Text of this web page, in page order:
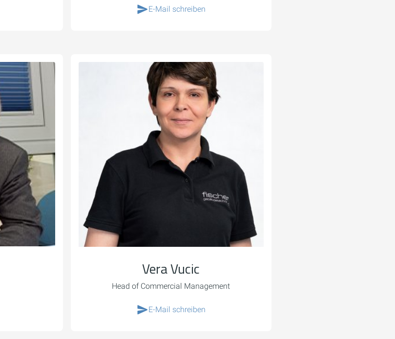
E-Mail schreiben
Vera Vucic
Head of Commercial Management
E-Mail schreiben